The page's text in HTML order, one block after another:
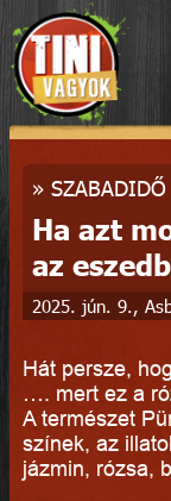
» SZABADIDŐ
Ha azt
az
2025. jún. 9.,
Hát persze,
…. mert ez a
A természet
színek, az
jázmin, rózsa,